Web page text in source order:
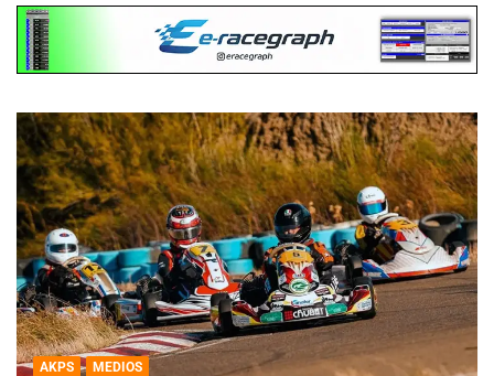
AKPS MEDIOS